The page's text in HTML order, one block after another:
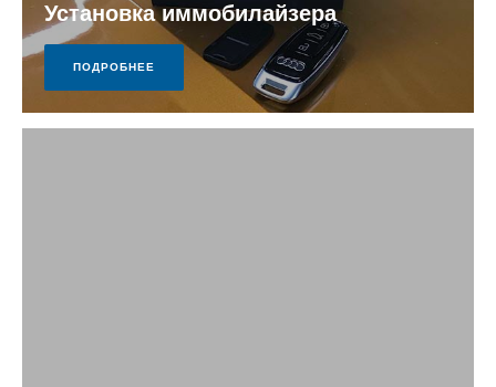
Установка иммобилайзера
ПОДРОБНЕЕ